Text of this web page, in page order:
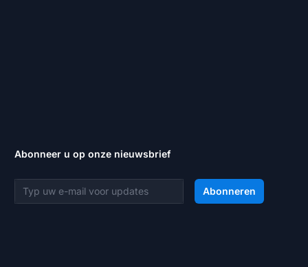
Abonneer u op onze nieuwsbrief
E-mailadres Abonneren